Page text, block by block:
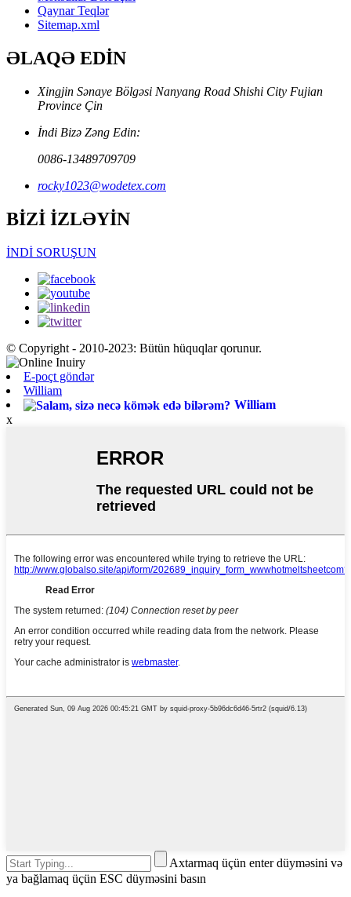
Qaynar Teqlər
Sitemap.xml
ƏLAQƏ EDİN
Xingjin Sənaye Bölgəsi Nanyang Road Shishi City Fujian
Province Çin
İndi Bizə Zəng Edin:
0086-13489709709
rocky1023@wodetex.com
BİZİ İZLƏYİN
İNDİ SORUŞUN
© Copyright - 2010-2023: Bütün hüquqlar qorunur.
E-poçt göndər
William
William
x
Axtarmaq üçün enter düyməsini və
ya bağlamaq üçün ESC düyməsini basın